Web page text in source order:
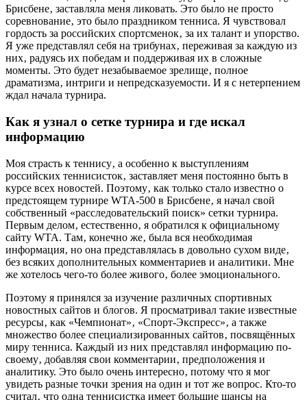
Брисбене‚ заставляла меня ликовать. Это было не просто
соревнование‚ это было праздником тенниса. Я чувствовал
гордость за российских спортсменок‚ за их талант и упорство.
Я уже представлял себя на трибунах‚ переживая за каждую из
них‚ радуясь их победам и поддерживая их в сложные
моменты. Это будет незабываемое зрелище‚ полное
драматизма‚ интриги и непредсказуемости. И я с нетерпением
ждал начала турнира.
Как я узнал о сетке турнира и где искал
информацию
Моя страсть к теннису‚ а особенно к выступлениям
российских теннисисток‚ заставляет меня постоянно быть в
курсе всех новостей. Поэтому‚ как только стало известно о
предстоящем турнире WTA-500 в Брисбене‚ я начал свой
собственный «расследовательский поиск» сетки турнира.
Первым делом‚ естественно‚ я обратился к официальному
сайту WTA. Там‚ конечно же‚ была вся необходимая
информация‚ но она представлялась в довольно сухом виде‚
без всяких дополнительных комментариев и аналитики. Мне
же хотелось чего-то более живого‚ более эмоционального.
Поэтому я принялся за изучение различных спортивных
новостных сайтов и блогов. Я просматривал такие известные
ресурсы‚ как «Чемпионат»‚ «Спорт-Экспресс»‚ а также
множество более специализированных сайтов‚ посвящённых
миру тенниса. Каждый из них представлял информацию по-
своему‚ добавляя свои комментарии‚ предположения и
аналитику. Это было очень интересно‚ потому что я мог
увидеть разные точки зрения на один и тот же вопрос. Кто-то
считал‚ что одна теннисистка имеет большие шансы на